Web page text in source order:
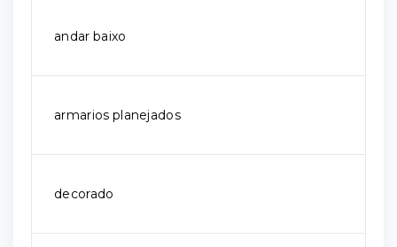
andar baixo
armarios planejados
decorado